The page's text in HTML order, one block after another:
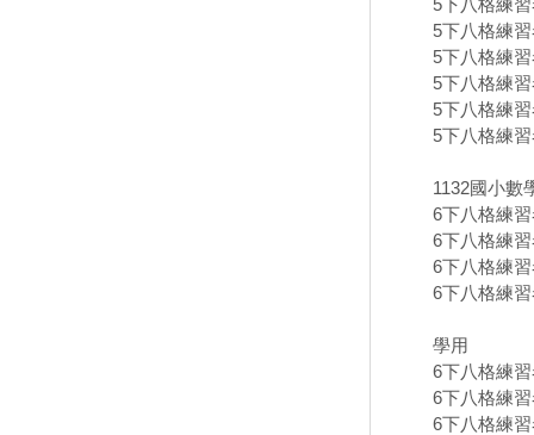
5下八格練
5下八格練
5下八格練
5下八格練
5下八格練
1132國小數
6下八格練
6下八格練
6下八格練
6下八格練
學用
6下八格練
6下八格練
6下八格練